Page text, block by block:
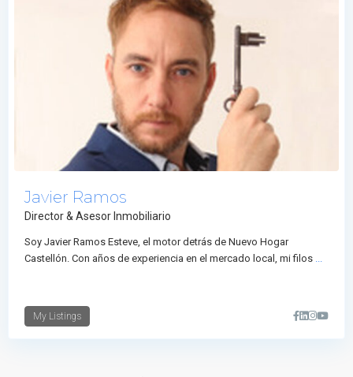
Javier Ramos
Director & Asesor Inmobiliario
Soy Javier Ramos Esteve, el motor detrás de Nuevo Hogar
Castellón. Con años de experiencia en el mercado local, mi filos ...
My Listings